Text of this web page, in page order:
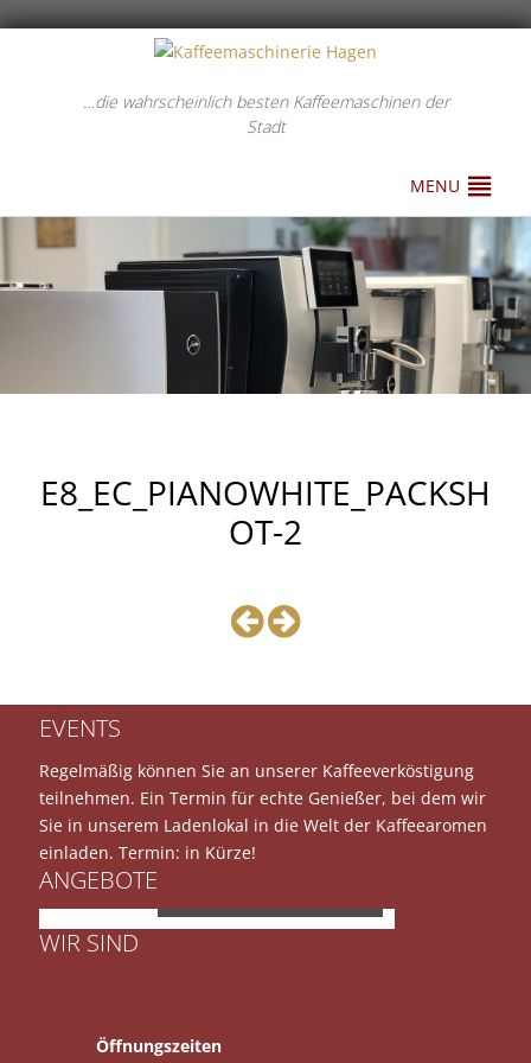
…die wahrscheinlich besten Kaffeemaschinen der
Stadt
MENU
E8_EC_PIANOWHITE_PACKSH
OT-2
EVENTS
Regelmäßig können Sie an unserer Kaffeeverköstigung
teilnehmen. Ein Termin für echte Genießer, bei dem wir
Sie in unserem Ladenlokal in die Welt der Kaffeearomen
einladen. Termin: in Kürze!
ANGEBOTE
WIR SIND
Öffnungszeiten